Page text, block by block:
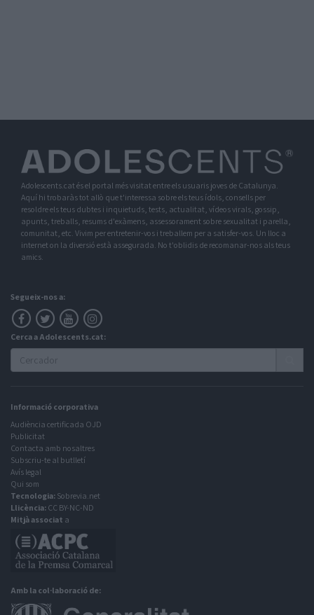
Adolescents.cat és el portal més visitat entre els usuaris joves de Catalunya.
Aquí hi trobaràs tot allò que t'interessa sobre els teus ídols, consells per
resoldre els teus dubtes i inquietuds, tests, actualitat, vídeos virals, gossip,
apunts, treballs, resums d'exàmens, assessorament sobre sexualitat i parella,
comunitat, etc. Vivim per entretenir-vos i treballem per a satisfer-vos. Un lloc a
internet on la diversió està assegurada. No t'oblidis de recomanar-nos als teus
amics.
Segueix-nos a:
Cerca a Adolescents.cat:
Informació corporativa
Audiència certificada OJD
Publicitat
Contacta amb nosaltres
Subscriu-te al butlletí
Avís legal
Qui som
Tecnologia: Sobrevia.net
Llicència: CC BY-NC-ND
Mitjà associat a
Amb la col·laboració de: